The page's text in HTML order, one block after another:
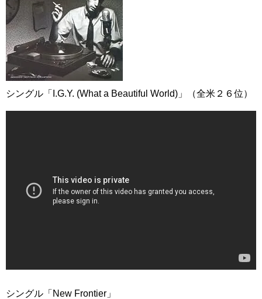
シングル「I.G.Y. (What a Beautiful World)」（全米２６位）
シングル「New Frontier」